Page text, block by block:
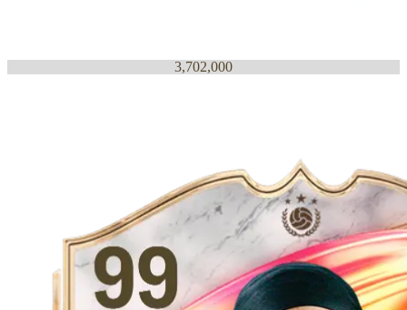
3,702,000